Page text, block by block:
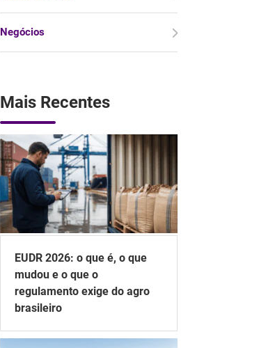
Negócios
Mais Recentes
EUDR 2026: o que é, o que
mudou e o que o
regulamento exige do agro
brasileiro